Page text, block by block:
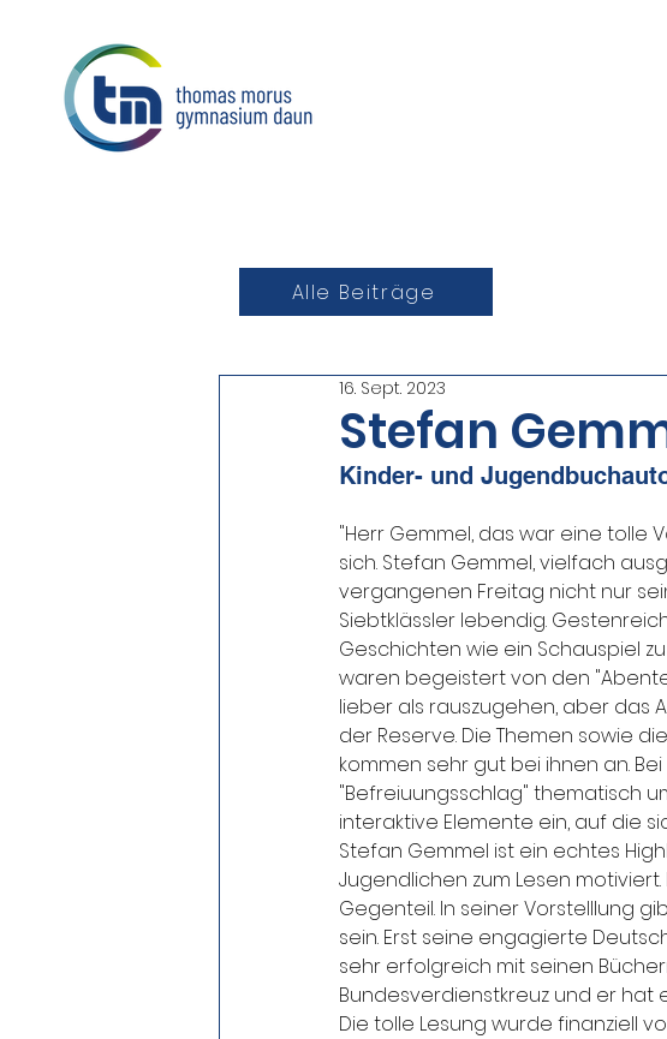
Alle Beiträge
Stefan
16. Sept. 2023
Kinder- und
"Herr Gemmel, das war eine tolle
sich. Stefan Gemmel, vielfach
vergangenen Freitag nicht nur
Siebtklässler lebendig.
Geschichten wie ein Schauspiel
waren begeistert von den
lieber als rauszugehen, aber das
der Reserve. Die Themen sowie
kommen sehr gut bei ihnen an.
"Befreiuungsschlag" thematisch
interaktive Elemente ein, auf die
Stefan Gemmel ist ein echtes
Jugendlichen zum Lesen
Gegenteil. In seiner Vorstelllung
sein. Erst seine engagierte
sehr erfolgreich mit seinen
Bundesverdienstkreuz und er hat
Die tolle Lesung wurde finanziell